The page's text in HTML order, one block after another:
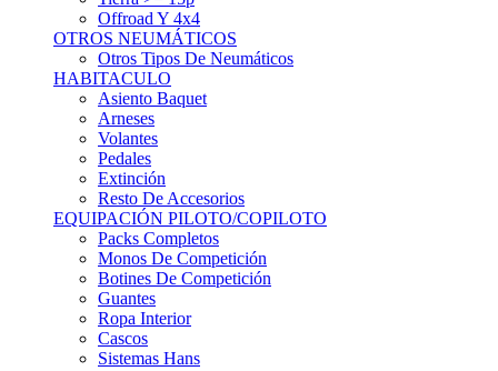
Offroad Y 4x4
OTROS NEUMÁTICOS
Otros Tipos De Neumáticos
HABITACULO
Asiento Baquet
Arneses
Volantes
Pedales
Extinción
Resto De Accesorios
EQUIPACIÓN PILOTO/COPILOTO
Packs Completos
Monos De Competición
Botines De Competición
Guantes
Ropa Interior
Cascos
Sistemas Hans